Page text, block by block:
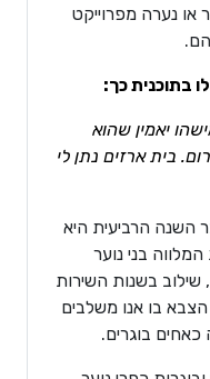
נערה מפרוייקט
בתוכנית כך:
יאמין שהוא
בית ארזים נתן לי
השנה הרביעית היא
בני נוער
שילוב בשנות השירות
הצבא בו אנו משלבים
כאחים בוגרים.